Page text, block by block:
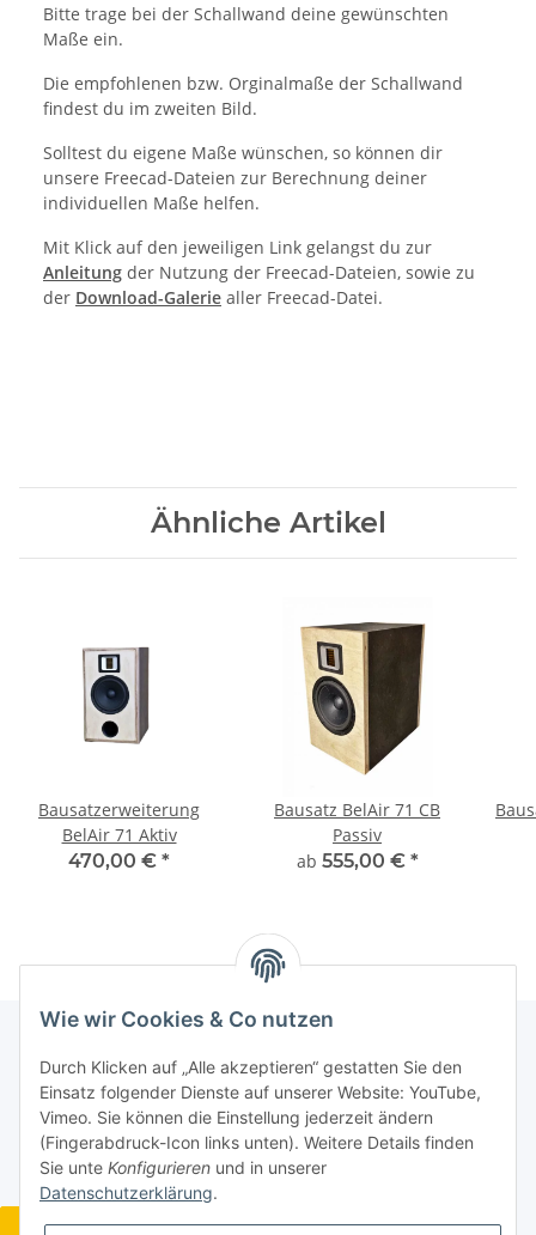
Bitte trage bei der Schallwand deine gewünschten
Maße ein.
Die empfohlenen bzw. Orginalmaße der Schallwand
findest du im zweiten Bild.
Solltest du eigene Maße wünschen, so können dir
unsere Freecad-Dateien zur Berechnung deiner
individuellen Maße helfen.
Mit Klick auf den jeweiligen Link gelangst du zur
Anleitung der Nutzung der Freecad-Dateien, sowie zu
der Download-Galerie aller Freecad-Datei.
Ähnliche Artikel
Bausatzerweiterung
BelAir 71 Aktiv
470,00 € *
Bausatz BelAir 71 CB
Passiv
ab 555,00 € *
Informationen
Gesetzliche Informationen
Wie wir Cookies & Co nutzen
Durch Klicken auf „Alle akzeptieren“ gestatten Sie den
Einsatz folgender Dienste auf unserer Website: YouTube,
Vimeo. Sie können die Einstellung jederzeit ändern
(Fingerabdruck-Icon links unten). Weitere Details finden
Sie unte Konfigurieren und in unserer
Datenschutzerklärung.